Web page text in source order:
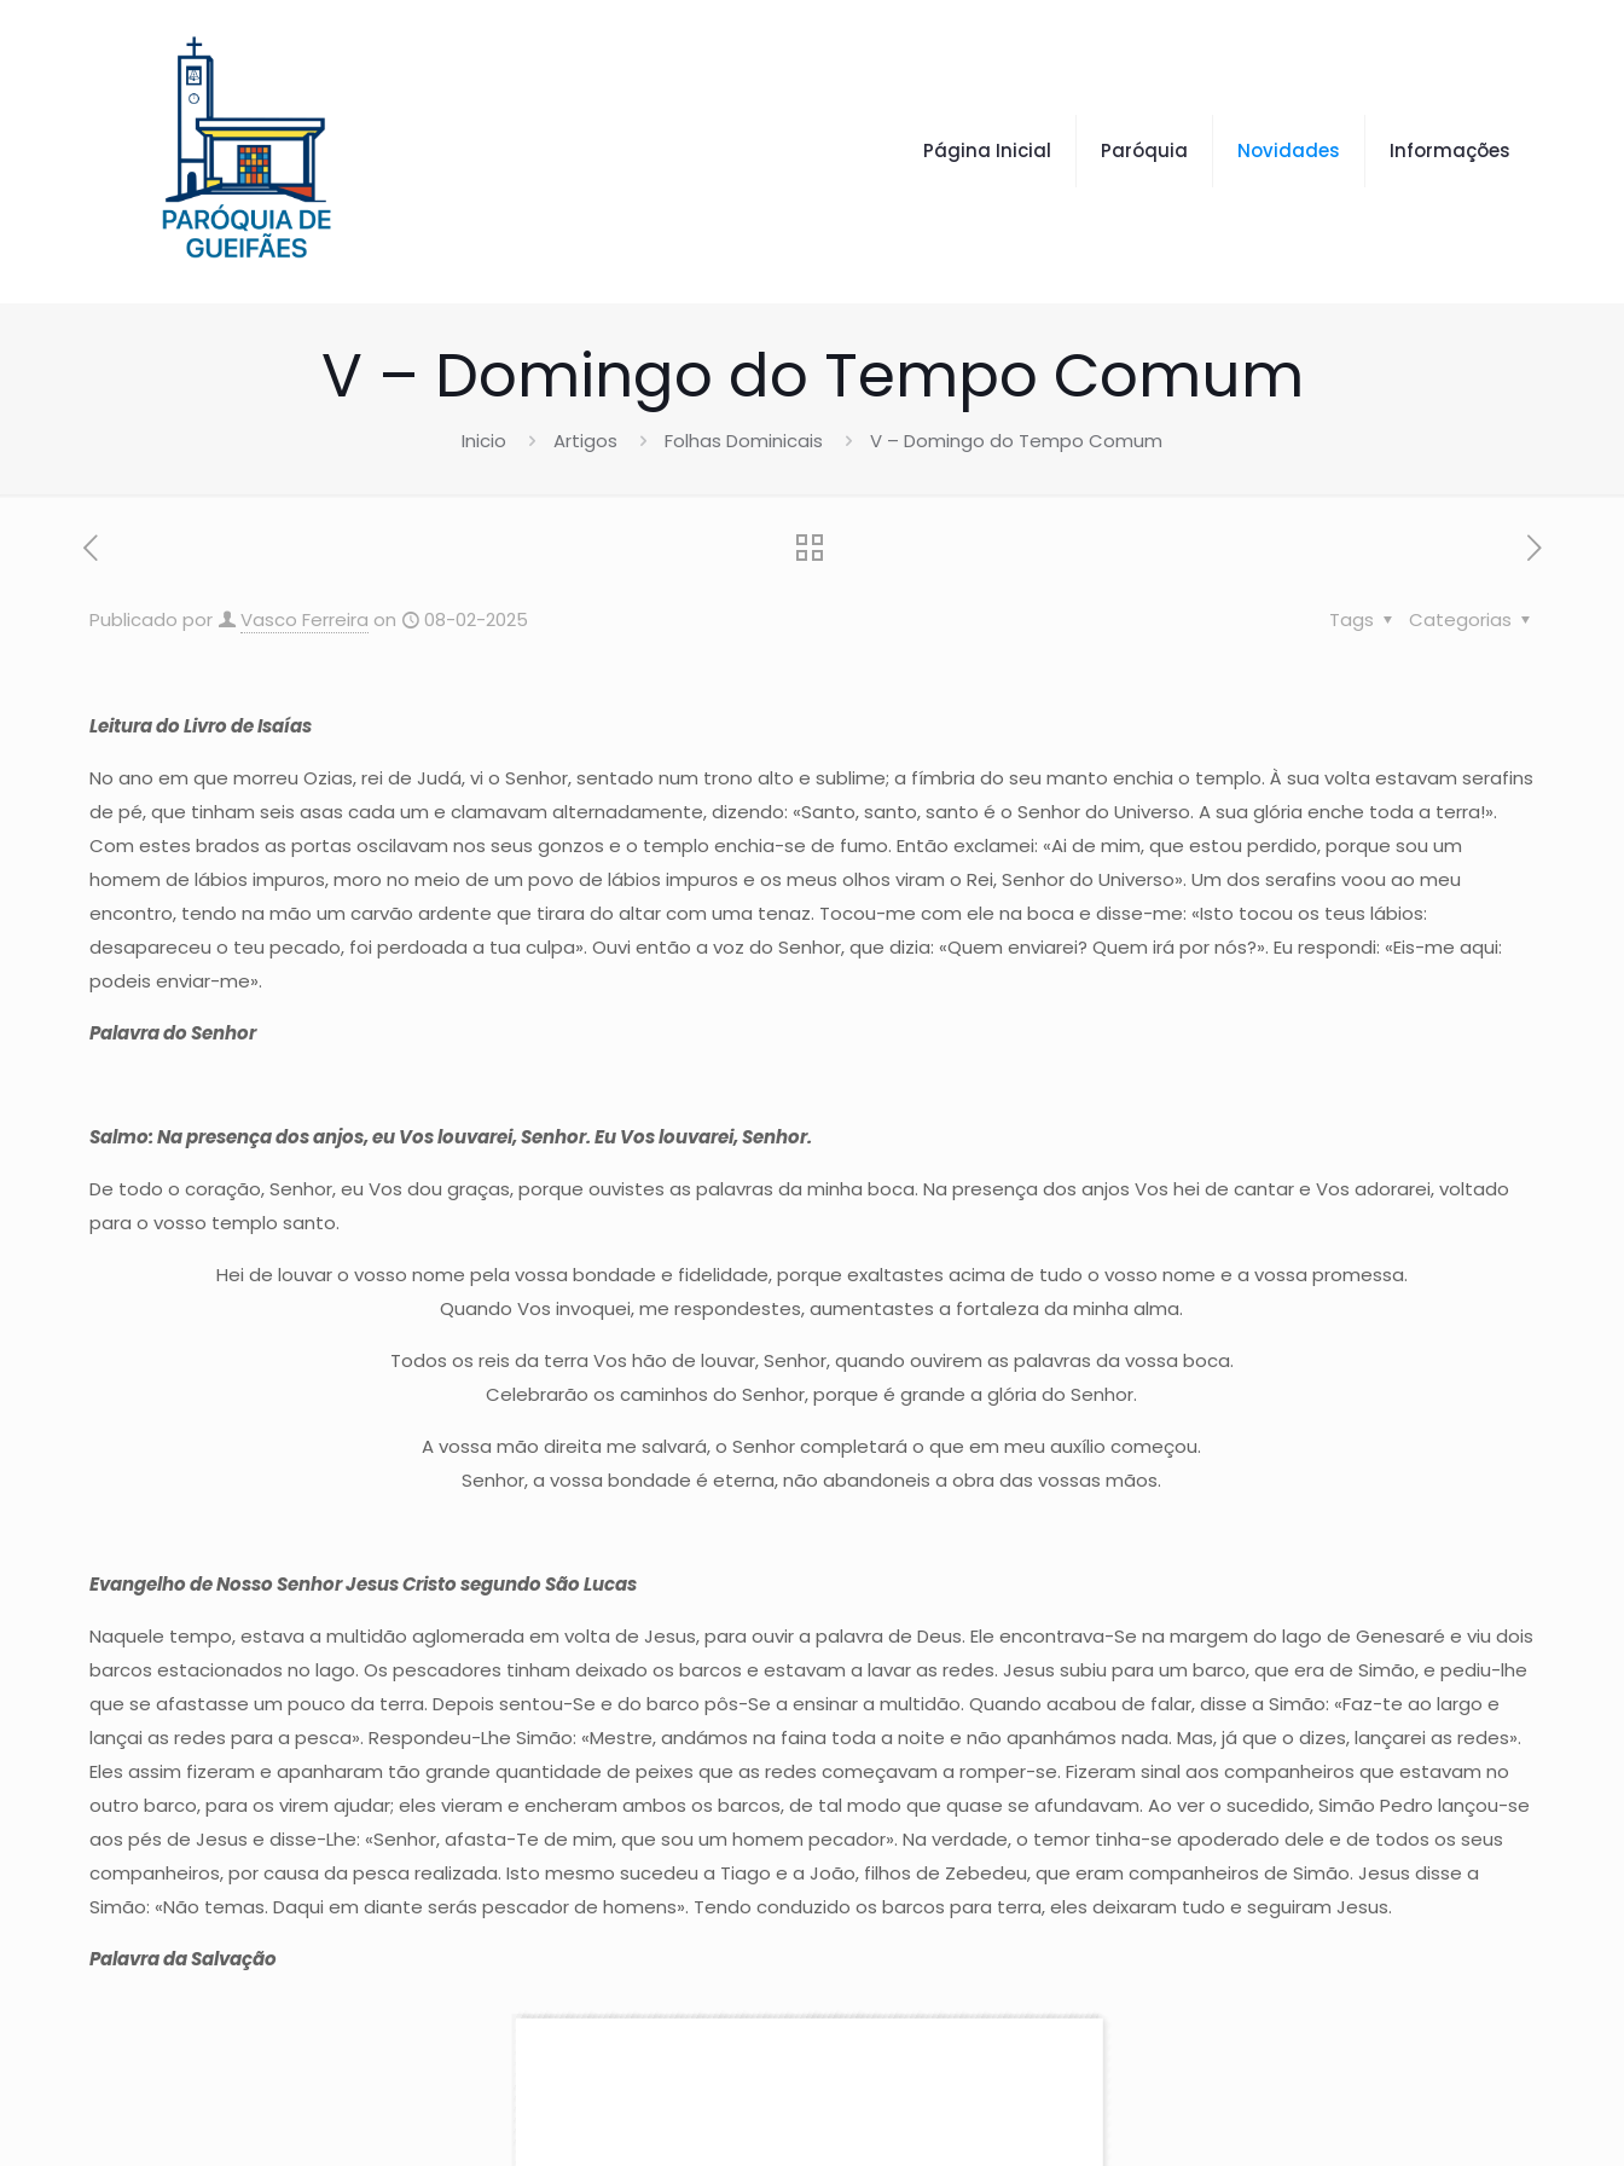
Página Inicial Paróquia Novidades Informações
V – Domingo do Tempo Comum
Inicio Artigos Folhas Dominicais V – Domingo do Tempo Comum
Publicado por Vasco Ferreira on 08-02-2025 Categorias
Tags
Leitura do Livro de Isaías
No ano em que morreu Ozias, rei de Judá, vi o Senhor, sentado num trono alto e sublime; a fímbria do seu manto enchia o templo. À sua volta estavam serafins
de pé, que tinham seis asas cada um e clamavam alternadamente, dizendo: «Santo, santo, santo é o Senhor do Universo. A sua glória enche toda a terra!».
Com estes brados as portas oscilavam nos seus gonzos e o templo enchia-se de fumo. Então exclamei: «Ai de mim, que estou perdido, porque sou um
homem de lábios impuros, moro no meio de um povo de lábios impuros e os meus olhos viram o Rei, Senhor do Universo». Um dos serafins voou ao meu
encontro, tendo na mão um carvão ardente que tirara do altar com uma tenaz. Tocou-me com ele na boca e disse-me: «Isto tocou os teus lábios:
desapareceu o teu pecado, foi perdoada a tua culpa». Ouvi então a voz do Senhor, que dizia: «Quem enviarei? Quem irá por nós?». Eu respondi: «Eis-me aqui:
podeis enviar-me».
Palavra do Senhor
Salmo:Na presença dos anjos, eu Vos louvarei, Senhor. Eu Vos louvarei, Senhor.
De todo o coração, Senhor, eu Vos dou graças, porque ouvistes as palavras da minha boca. Na presença dos anjos Vos hei de cantar e Vos adorarei, voltado
para o vosso templo santo.
Hei de louvar o vosso nome pela vossa bondade e fidelidade, porque exaltastes acima de tudo o vosso nome e a vossa promessa.
Quando Vos invoquei, me respondestes, aumentastes a fortaleza da minha alma.
Todos os reis da terra Vos hão de louvar, Senhor, quando ouvirem as palavras da vossa boca.
Celebrarão os caminhos do Senhor, porque é grande a glória do Senhor.
A vossa mão direita me salvará, o Senhor completará o que em meu auxílio começou.
Senhor, a vossa bondade é eterna, não abandoneis a obra das vossas mãos.
Evangelho de Nosso Senhor Jesus Cristo segundo São Lucas
Naquele tempo, estava a multidão aglomerada em volta de Jesus, para ouvir a palavra de Deus. Ele encontrava-Se na margem do lago de Genesaré e viu dois
barcos estacionados no lago. Os pescadores tinham deixado os barcos e estavam a lavar as redes. Jesus subiu para um barco, que era de Simão, e pediu-lhe
que se afastasse um pouco da terra. Depois sentou-Se e do barco pôs-Se a ensinar a multidão. Quando acabou de falar, disse a Simão: «Faz-te ao largo e
lançai as redes para a pesca». Respondeu-Lhe Simão: «Mestre, andámos na faina toda a noite e não apanhámos nada. Mas, já que o dizes, lançarei as redes».
Eles assim fizeram e apanharam tão grande quantidade de peixes que as redes começavam a romper-se. Fizeram sinal aos companheiros que estavam no
outro barco, para os virem ajudar; eles vieram e encheram ambos os barcos, de tal modo que quase se afundavam. Ao ver o sucedido, Simão Pedro lançou-se
aos pés de Jesus e disse-Lhe: «Senhor, afasta-Te de mim, que sou um homem pecador». Na verdade, o temor tinha-se apoderado dele e de todos os seus
companheiros, por causa da pesca realizada. Isto mesmo sucedeu a Tiago e a João, filhos de Zebedeu, que eram companheiros de Simão. Jesus disse a
Simão: «Não temas. Daqui em diante serás pescador de homens». Tendo conduzido os barcos para terra, eles deixaram tudo e seguiram Jesus.
Palavra da Salvação